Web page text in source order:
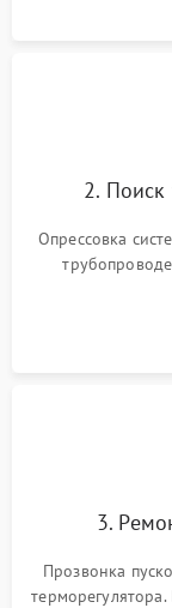
2. Поиск
Опрессовка
продувка
3.
Прозвонка